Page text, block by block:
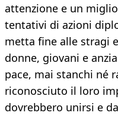
attenzione e un
tentativi di azioni
metta fine alle stragi
donne, giovani e
pace, mai stanchi né
riconosciuto il loro
dovrebbero unirsi e